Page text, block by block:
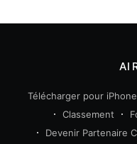
AI
Télécharger pour iPhone
Classement
Devenir Partenaire